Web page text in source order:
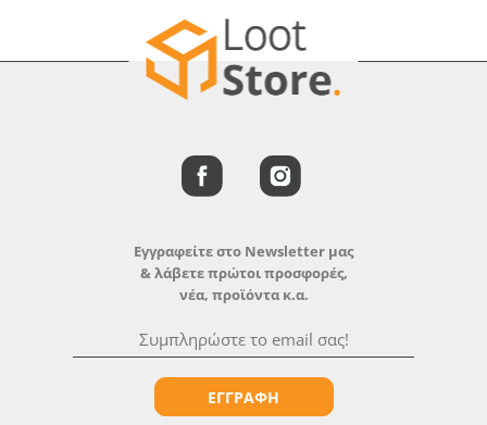
Εγγραφείτε στο Newsletter μας
& λάβετε πρώτοι προσφορές,
νέα, προϊόντα κ.α.
ΕΓΓΡΑΦΗ